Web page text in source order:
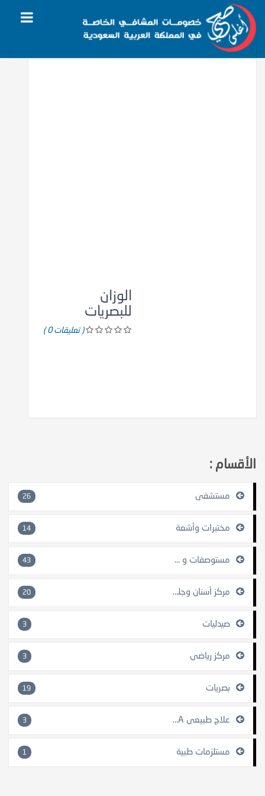
الرئيسية
الوزان
للبصريات
( تعليقات 0 )
الأقسام :
مستشفى 26
مختبرات وأشعة 14
مستوصفات و مراكز طبية 43
مركز أسنان وجلدية 20
صيدليات 3
مركز رياضي 3
بصريات 19
علاج طبيعي SPA 3
مستلزمات طبية 1